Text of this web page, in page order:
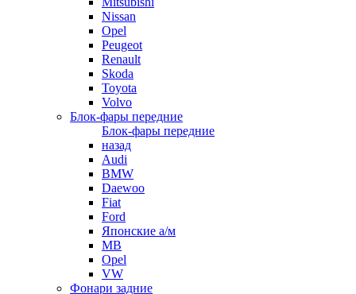
Nissan
Opel
Peugeot
Renault
Skoda
Toyota
Volvo
Блок-фары передние
Блок-фары передние
назад
Audi
BMW
Daewoo
Fiat
Ford
Японские а/м
MB
Opel
VW
Фонари задние